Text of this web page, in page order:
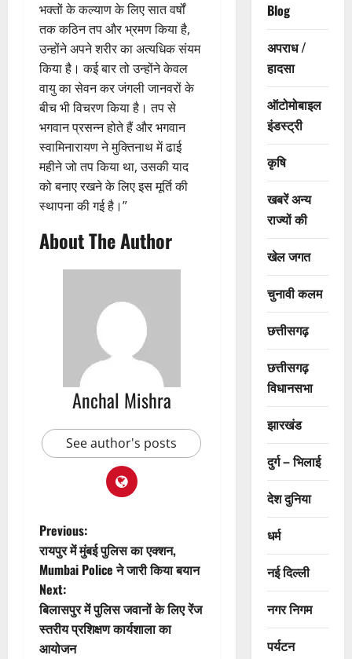
भक्तों के कल्याण के लिए सात वर्षों
तक कठिन तप और भ्रमण किया है,
उन्होंने अपने शरीर का अत्यधिक संयम
किया है। कई बार तो उन्होंने केवल
वायु का सेवन कर जंगली जानवरों के
बीच भी विचरण किया है। तप से
भगवान प्रसन्न होते हैं और भगवान
स्वामिनारायण ने मुक्तिनाथ में ढाई
महीने जो तप किया था, उसकी याद
को बनाए रखने के लिए इस मूर्ति की
स्थापना की गई है।”
About The Author
Anchal Mishra
See author's posts
P
o
s
t
Previous:
रायपुर में मुंबई पुलिस का एक्शन,
Mumbai Police ने जारी किया बयान
Next:
बिलासपुर में पुलिस जवानों के लिए रेंज
स्तरीय प्रशिक्षण कार्यशाला का
आयोजन
Blog
अपराध /
हादसा
ऑटोमोबाइल
इंडस्ट्री
कृषि
खबरें अन्य
राज्यों की
खेल जगत
चुनावी कलम
छत्तीसगढ़
छत्तीसगढ़
विधानसभा
झारखंड
दुर्ग – भिलाई
देश दुनिया
धर्म
नई दिल्ली
नगर निगम
पर्यटन